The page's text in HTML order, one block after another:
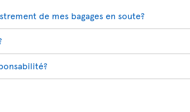
de mes bagages en soute?